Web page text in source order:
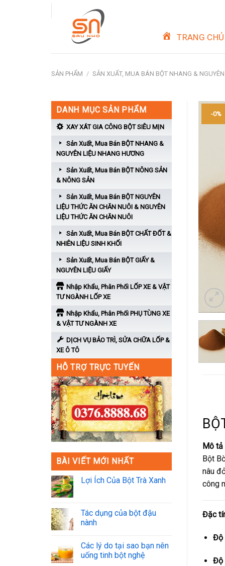
TRANG CHỦ
SẢN PHẨM / SẢN XUẤT, MUA BÁN BỘT NHANG &
DANH MỤC SẢN PHẨM
XAY XÁT GIA CÔNG BỘT SIÊU MỊN
Sản Xuất, Mua Bán BỘT NHANG &
NGUYÊN LIỆU NHANG HƯƠNG
Sản Xuất, Mua Bán BỘT NÔNG SẢN
& NÔNG SẢN
Sản Xuất, Mua Bán BỘT NGUYÊN
LIỆU THỨC ĂN CHĂN NUÔI & NGUYÊN
LIỆU THỨC ĂN CHĂN NUÔI
Sản Xuất, Mua Bán BỘT CHẤT ĐỐT &
NHIÊN LIỆU SINH KHỐI
Sản Xuất, Mua Bán BỘT GIẤY &
NGUYÊN LIỆU GIẤY
Nhập Khẩu, Phân Phối LỐP XE & VẬT
TƯ NGÀNH LỐP XE
Nhập Khẩu, Phân Phối PHỤ TÙNG XE
& VẬT TƯ NGÀNH XE
DỊCH VỤ BẢO TRÌ, SỬA CHỮA LỐP &
XE Ô TÔ
HỖ TRỢ TRỰC TUYẾN
BÀI VIẾT MỚI NHẤT
Lợi Ích Của Bột Trà Xanh
Tác dụng của bột đậu
nành
Các lý do tại sao bạn nên
uống tinh bột nghệ
-0%
Mô tả
Bột
nâu
công
Đặc
Độ
Độ